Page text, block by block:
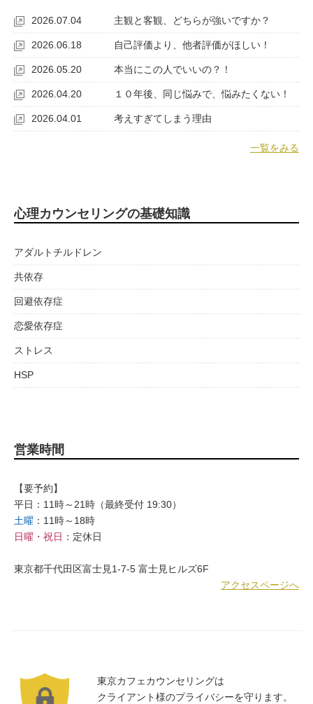
2026.07.04 主観と客観、どちらが強いですか？
2026.06.18 自己評価より、他者評価がほしい！
2026.05.20 本当にこの人でいいの？！
2026.04.20 １０年後、同じ悩みで、悩みたくない！
2026.04.01 考えすぎてしまう理由
一覧をみる
心理カウンセリングの基礎知識
アダルトチルドレン
共依存
回避依存症
恋愛依存症
ストレス
HSP
営業時間
【要予約】
平日：11時～21時（最終受付 19:30）
土曜 ：11時～18時
日曜・祝日 ：定休日
東京都千代田区富士見1-7-5 富士見ヒルズ6F
アクセスページへ
東京カフェカウンセリングは
クライアント様のプライバシーを守ります。